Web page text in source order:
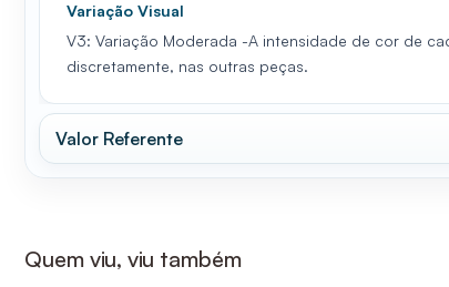
Variação Visual
V3: Variação Moderada -A intensidade de cor de
discretamente, nas outras peças.
Valor Referente
Quem viu, viu também